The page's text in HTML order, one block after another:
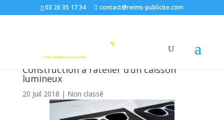
03 26 35 17 34 contact@reims-publicite.com
Construction à l’atelier d’un caisson
lumineux
20 Juil 2018 | Non classé